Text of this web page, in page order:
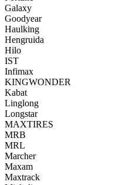
Galaxy
Goodyear
Haulking
Hengruida
Hilo
IST
Infimax
KINGWONDER
Kabat
Linglong
Longstar
MAXTIRES
MRB
MRL
Marcher
Maxam
Maxtrack